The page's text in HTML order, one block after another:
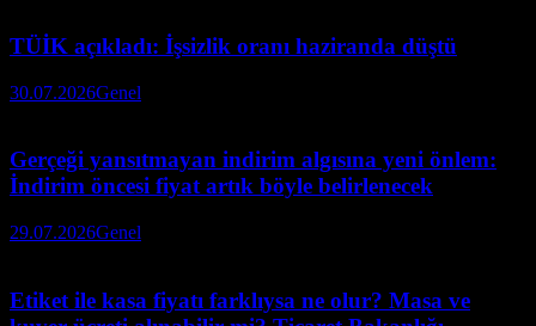
TÜİK açıkladı: İşsizlik oranı haziranda düştü
30.07.2026Genel
Gerçeği yansıtmayan indirim algısına yeni önlem:
İndirim öncesi fiyat artık böyle belirlenecek
29.07.2026Genel
Etiket ile kasa fiyatı farklıysa ne olur? Masa ve